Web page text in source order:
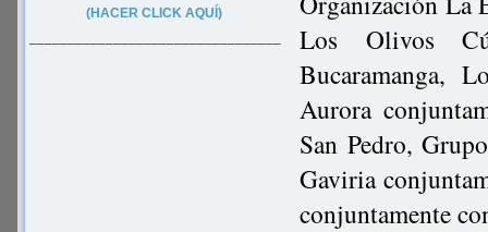
(HACER CLICK AQUÍ)
–––––––––––––––––––––––––––––––––
Los Olivos
Bucaramanga,
Aurora
San Pedro,
Gaviria
conjuntamente